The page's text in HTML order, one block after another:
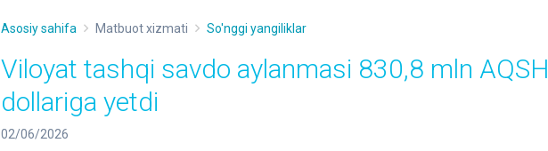
Asosiy sahifa Matbuot xizmati So'nggi yangiliklar
Viloyat tashqi savdo aylanmasi 830,8 mln AQSH
dollariga yetdi
02/06/2026